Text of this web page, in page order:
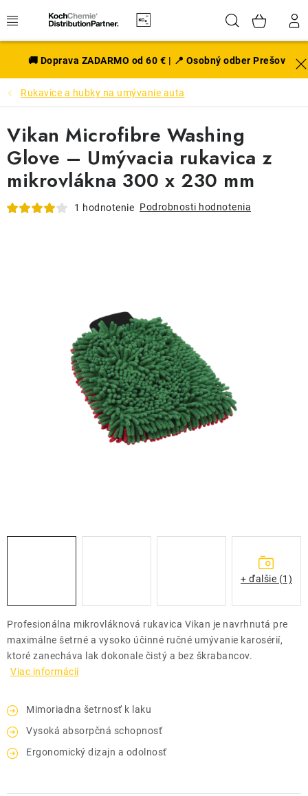
na
Hľadať
EXTERIÉR
DISKY A PNEU
INTERIÉR
PRÍSLUŠENSTVO
VÔNE DO AUTA
DARČEKOVÉ POUKAZY
ČISTENIE A ÚDRŽBA LODÍ
🚚 Doprava ZADARMO od 60 € | 📍 Osobný odber Prešov
Rukavice a hubky na umývanie auta
Profesionálna mikrovláknová rukavica Vikan je navrhnutá pre
maximálne šetrné a vysoko účinné ručné umývanie karosérií,
ktoré zanecháva lak dokonale čistý a bez škrabancov.
Viac informácií
Mimoriadna šetrnosť k laku
Vysoká absorpčná schopnosť
Ergonomický dizajn a odolnosť
Vikan Microfibre Washing
Glove – Umývacia rukavica z
mikrovlákna 300 x 230 mm
1 hodnotenie Podrobnosti hodnotenia
+ ďalšie (1)